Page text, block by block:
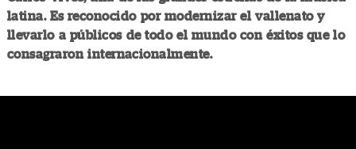
latina. Es reconocido por modernizar el vallenato y
llevarlo a públicos de todo el mundo con éxitos que lo
consagraron internacionalmente.